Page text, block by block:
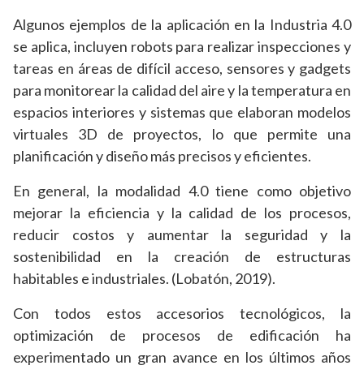
Algunos ejemplos de la aplicación en la Industria 4.0
se aplica, incluyen robots para realizar inspecciones y
tareas en áreas de difícil acceso, sensores y gadgets
para monitorear la calidad del aire y la temperatura en
espacios interiores y sistemas que elaboran modelos
virtuales 3D de proyectos, lo que permite una
planificación y diseño más precisos y eficientes.
En general, la modalidad 4.0 tiene como objetivo
mejorar la eficiencia y la calidad de los procesos,
reducir costos y aumentar la seguridad y la
sostenibilidad en la creación de estructuras
habitables e industriales. (Lobatón, 2019).
Con todos estos accesorios tecnológicos, la
optimización de procesos de edificación ha
experimentado un gran avance en los últimos años